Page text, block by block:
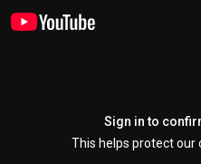
Sign in to
This helps protect our